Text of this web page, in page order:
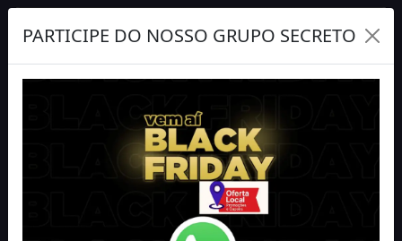
Protetor de Link Notícias
PARTICIPE DO NOSSO GRUPO SECRETO